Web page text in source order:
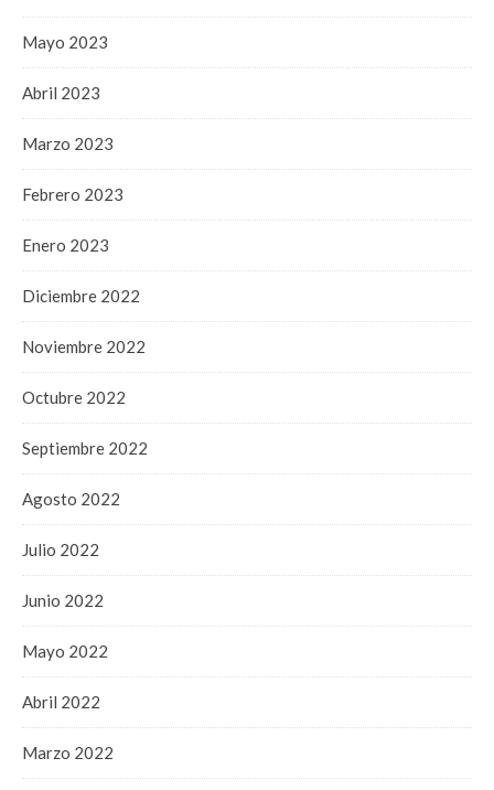
Mayo 2023
Abril 2023
Marzo 2023
Febrero 2023
Enero 2023
Diciembre 2022
Noviembre 2022
Octubre 2022
Septiembre 2022
Agosto 2022
Julio 2022
Junio 2022
Mayo 2022
Abril 2022
Marzo 2022